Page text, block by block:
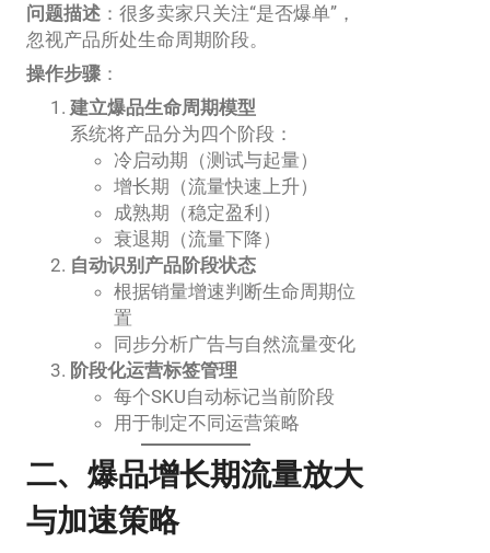
问题描述 ：很多卖家只关注“是否爆单”，
忽视产品所处生命周期阶段。
操作步骤 ：
建立爆品生命周期模型
系统将产品分为四个阶段：
冷启动期（测试与起量）
增长期（流量快速上升）
成熟期（稳定盈利）
衰退期（流量下降）
自动识别产品阶段状态
根据销量增速判断生命周期位
置
同步分析广告与自然流量变化
阶段化运营标签管理
每个SKU自动标记当前阶段
用于制定不同运营策略
二、爆品增长期流量放大
与加速策略